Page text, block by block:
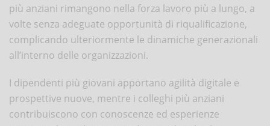
più anziani rimangono nella forza lavoro più a lungo, a
volte senza adeguate opportunità di riqualificazione,
complicando ulteriormente le dinamiche generazionali
all’interno delle organizzazioni.
I dipendenti più giovani apportano agilità digitale e
prospettive nuove, mentre i colleghi più anziani
contribuiscono con conoscenze ed esperienze